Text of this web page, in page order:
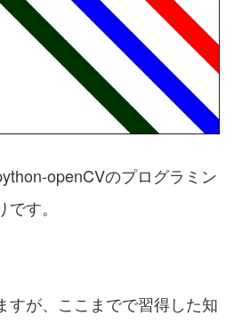
openCVのプログラミン
す。
すが、ここまでで習得した知